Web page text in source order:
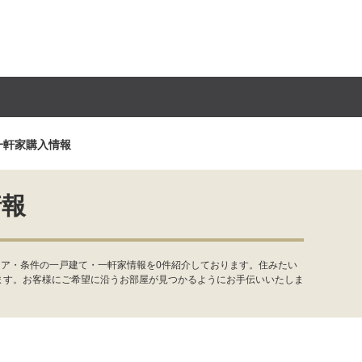
家購入情報
・条件の一戸建て・一軒家情報を0件紹介しております。住みたい
。お客様にご希望に沿うお部屋が見つかるようにお手伝いいたしま